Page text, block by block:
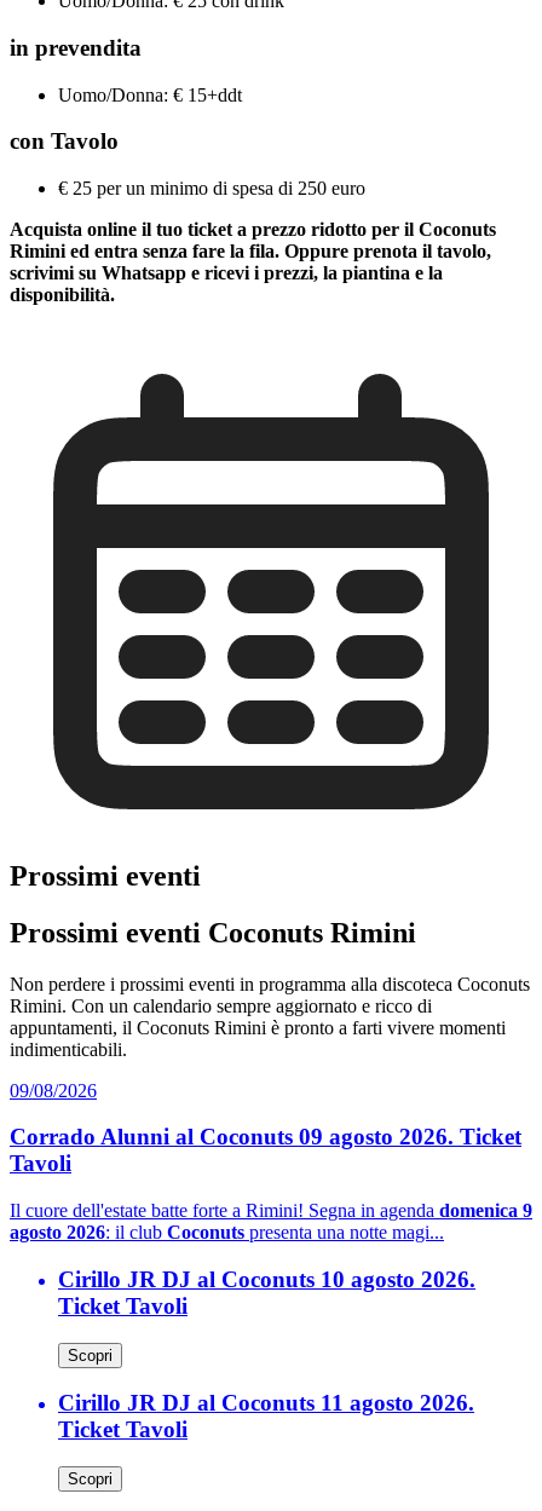
in prevendita
Uomo/Donna: € 15+ddt
con Tavolo
€ 25 per un minimo di spesa di 250 euro
Acquista online il tuo ticket a prezzo ridotto per il Coconuts
Rimini ed entra senza fare la fila. Oppure prenota il tavolo,
scrivimi su Whatsapp e ricevi i prezzi, la piantina e la
disponibilità.
Prossimi eventi
Prossimi eventi Coconuts Rimini
Non perdere i prossimi eventi in programma alla discoteca Coconuts
Rimini. Con un calendario sempre aggiornato e ricco di
appuntamenti, il Coconuts Rimini è pronto a farti vivere momenti
indimenticabili.
09/08/2026
Corrado Alunni al Coconuts 09 agosto 2026. Ticket
Tavoli
Il cuore dell'estate batte forte a Rimini! Segna in agenda domenica 9
agosto 2026: il club Coconuts presenta una notte magi...
Cirillo JR DJ al Coconuts 10 agosto 2026.
Ticket Tavoli
Scopri
Cirillo JR DJ al Coconuts 11 agosto 2026.
Ticket Tavoli
Scopri